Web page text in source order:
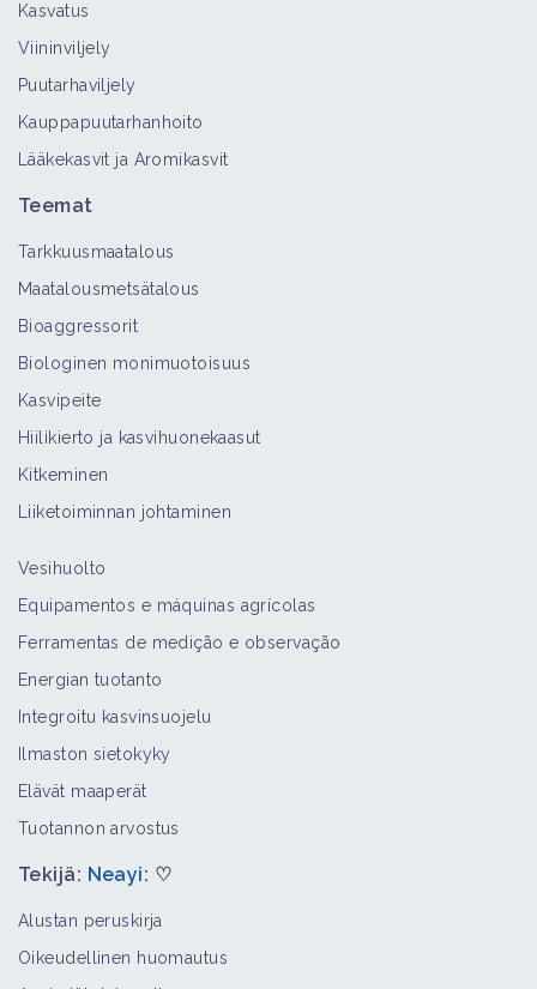
Kasvatus
Viininviljely
Puutarhaviljely
Kauppapuutarhanhoito
Lääkekasvit ja Aromikasvit
Teemat
Tarkkuusmaatalous
Maatalousmetsätalous
Bioaggressorit
Biologinen monimuotoisuus
Kasvipeite
Hiilikierto ja kasvihuonekaasut
Kitkeminen
Liiketoiminnan johtaminen
Vesihuolto
Equipamentos e máquinas agrícolas
Ferramentas de medição e observação
Energian tuotanto
Integroitu kasvinsuojelu
Ilmaston sietokyky
Elävät maaperät
Tuotannon arvostus
Tekijä: Neayi: ♡
Alustan peruskirja
Oikeudellinen huomautus